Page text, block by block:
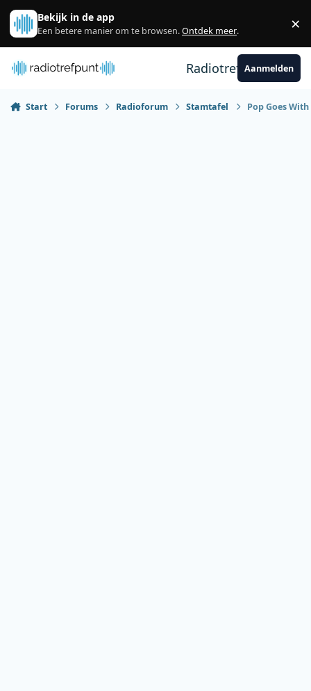
Spring naar bijdragen
Bekijk in de app
Een betere manier om te browsen.Ontdek meer. ×
RadiotrefpuntAanmelden
Start Forums Radioforum Stamtafel Pop Goes With